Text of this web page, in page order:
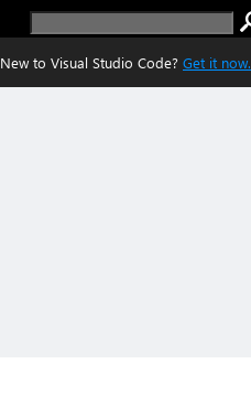
New to Visual Studio Code? Get it now.